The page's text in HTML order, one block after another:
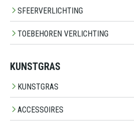
SFEERVERLICHTING
TOEBEHOREN VERLICHTING
KUNSTGRAS
KUNSTGRAS
ACCESSOIRES